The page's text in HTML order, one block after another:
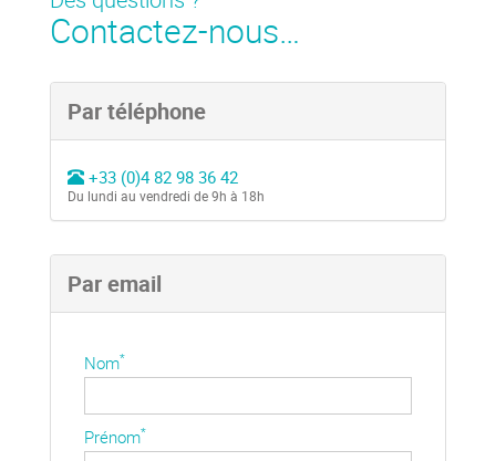
Contactez-nous…
Par téléphone
+33 (0)4 82 98 36 42
Du lundi au vendredi de 9h à 18h
Par email
Nom*
Prénom*